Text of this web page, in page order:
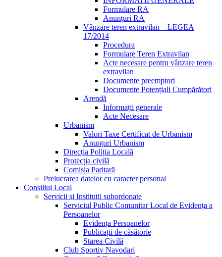
Formulare RA
Anunțuri RA
Vânzare teren extravilan – LEGEA
17/2014
Procedura
Formulare Teren Extravilan
Acte necesare pentru vânzare teren
extravilan
Documente preemptori
Documente Potențiali Cumpărători
Arendă
Informații generale
Acte Necesare
Urbanism
Valori Taxe Certificat de Urbanism
Anunțuri Urbanism
Direcția Poliția Locală
Protecția civilă
Comisia Paritară
Prelucrarea datelor cu caracter personal
Consiliul Local
Servicii si Institutii subordonate
Serviciul Public Comunitar Local de Evidența a
Persoanelor
Evidența Persoanelor
Publicații de căsătorie
Starea Civilă
Club Sportiv Navodari